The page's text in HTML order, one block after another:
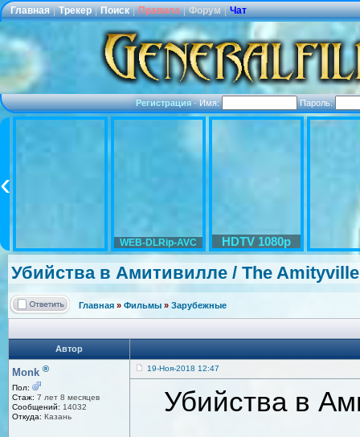
Главная | Трекер | Поиск | Правила | Форум | Чат
Регистрация·Имя: Пароль:
WEB-DLRip-AVC HDTV 1080p
Убийства в Амитивилле / The
Главная » Фильмы » Зарубежные
Автор
Monk ®
Пол:
Стаж: 7 лет 8 месяцев
Сообщений: 14032
Откуда: Казань
19-Ноя-2018 12:47
Убийства в